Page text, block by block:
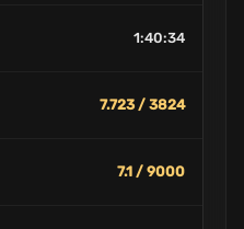
1:40:34
7.723 / 3824
7.1 / 9000